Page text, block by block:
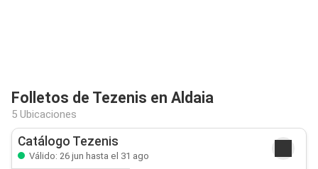
Folletos de Tezenis en Aldaia
5 Ubicaciones
Catálogo Tezenis
Válido: 26 jun hasta el 31 ago